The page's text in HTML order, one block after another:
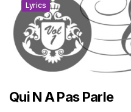
Lyrics
Qui N A Pas Parle